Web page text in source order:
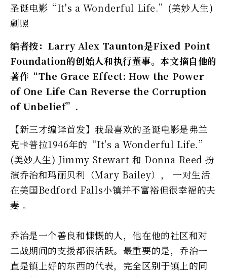
圣诞电影“It's a Wonderful Life.”(美妙人生)
劇照
编者按：Larry Alex Taunton是Fixed Point
Foundation的创始人和执行董事。本文摘自他的
著作“The Grace Effect: How the Power
of One Life Can Reverse the Corruption
of Unbelief”.
【新三才编译首发】我最喜欢的圣诞电影是弗兰
克卡普拉1946年的“It's a Wonderful Life.”
(美妙人生) Jimmy Stewart 和 Donna Reed 扮
演乔治和玛丽贝利（Mary Bailey）， 一对生活
在美国Bedford Falls小镇并不富裕但很幸福的夫
妻 。
乔治是一个善良和慷慨的人，他在他的社区和对
二战期间的支援都很活跃。最重要的是，乔治一
直是镇上好的东西的代表，完全区别于镇上的同